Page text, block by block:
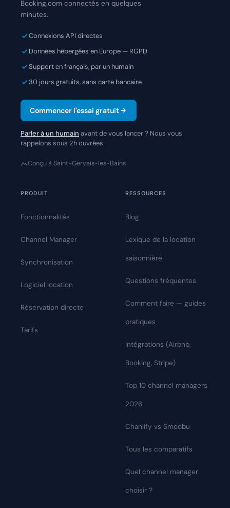
Booking.com connectés en quelques
minutes.
Connexions API directes
Données hébergées en Europe — RGPD
Support en français, par un humain
30 jours gratuits, sans carte bancaire
Commencer l'essai gratuit
Parler à un humain avant de vous lancer ? Nous vous
rappelons sous 2h ouvrées.
Conçu à Saint-Gervais-les-Bains
PRODUIT
Fonctionnalités
Channel Manager
Synchronisation
Logiciel location
Réservation directe
Tarifs
RESSOURCES
Blog
Lexique de la location
saisonnière
Questions fréquentes
Comment faire — guides
pratiques
Intégrations (Airbnb,
Booking, Stripe)
Top 10 channel managers
2026
Chanlify vs Smoobu
Tous les comparatifs
Quel channel manager
choisir ?